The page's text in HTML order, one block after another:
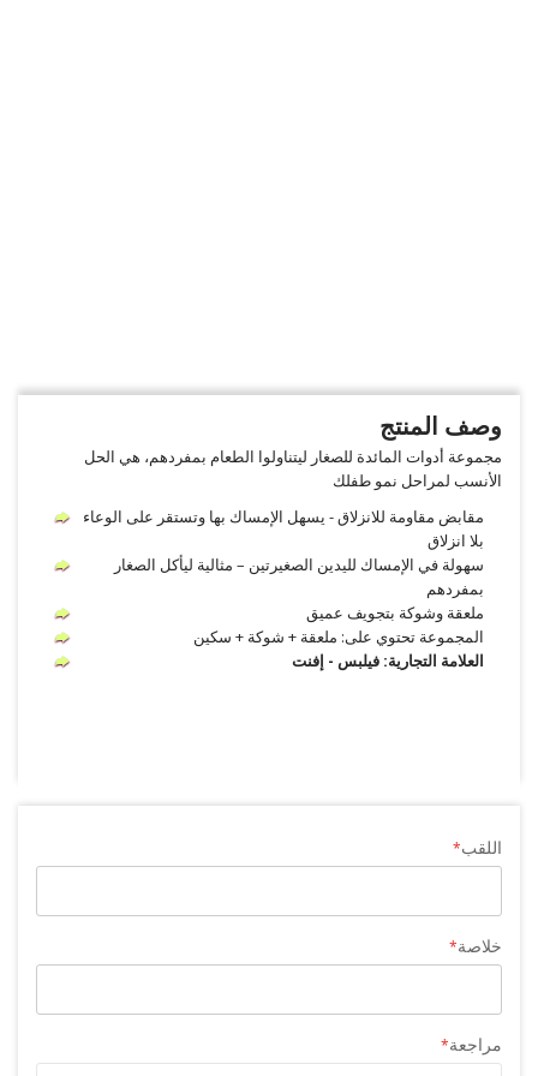
وصف المنتج
مجموعة أدوات المائدة للصغار ليتناولوا الطعام بمفردهم، هي الحل
الأنسب لمراحل نمو طفلك
مقابض مقاومة للانزلاق - يسهل الإمساك بها وتستقر على الوعاء
بلا انزلاق
سهولة في الإمساك لليدين الصغيرتين – مثالية ليأكل الصغار
بمفردهم
ملعقة وشوكة بتجويف عميق
المجموعة تحتوي على: ملعقة + شوكة + سكين
العلامة التجارية: فيلبس - إفنت
اللقب
خلاصة
مراجعة